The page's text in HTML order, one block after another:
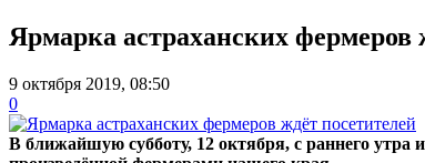
Ярмарка астраханских фермеров
9 октября 2019, 08:50
0
В ближайшую субботу, 12 октября, с раннего утра